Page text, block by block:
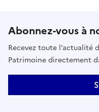
Abonnez-vous à
Recevez toute l’actualité
Patrimoine directement